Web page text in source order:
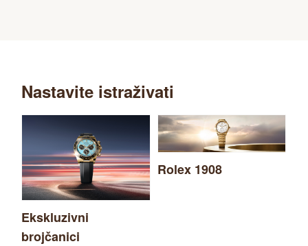
Nastavite istraživati
Ekskluzivni
brojčanici
Rolex 1908